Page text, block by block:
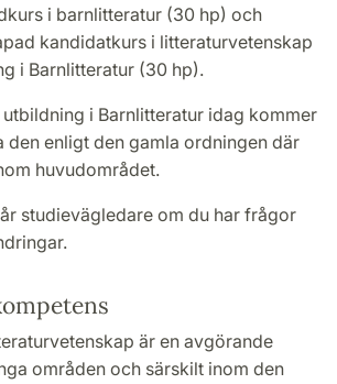
i barnlitteratur (30 hp) och
kandidatkurs i litteraturvetenskap
i Barnlitteratur (30 hp).
i Barnlitteratur idag kommer
den enligt den gamla ordningen där
huvudområdet.
studievägledare om du har frågor
är en avgörande
områden och särskilt inom den